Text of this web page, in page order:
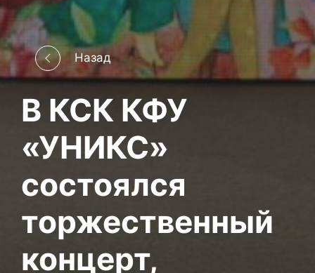
Назад
В КСК КФУ
«УНИКС»
состоялся
торжественный
концерт,